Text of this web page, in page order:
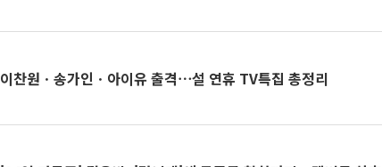
이찬원ㆍ송가인ㆍ아이유 출격⋯설 연휴 TV특집 총정리